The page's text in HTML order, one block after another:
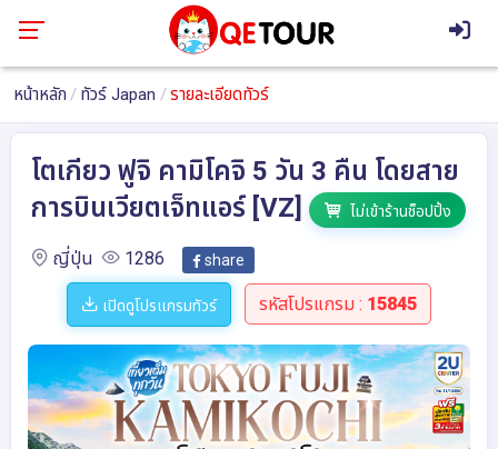
หน้าหลัก ทัวร์ Japan รายละเอียดทัวร์
โตเกียว ฟูจิ คามิโคจิ 5 วัน 3 คืน โดยสาย
การบินเวียตเจ็ทแอร์ [VZ]
ไม่เข้าร้านช็อปปิ้ง
ญี่ปุ่น 1286 share
เปิดดูโปรแกรมทัวร์ รหัสโปรแกรม : 15845